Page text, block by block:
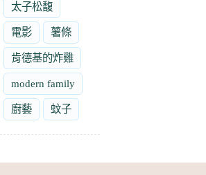
太子松馥
電影 薯條
肯德基的炸雞
modern family
廚藝 蚊子